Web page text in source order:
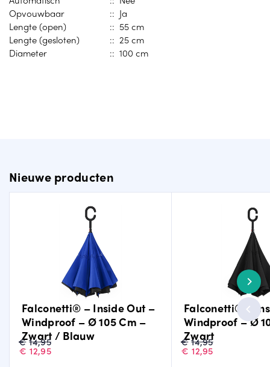
Opvouwbaar
:: Ja
Lengte (open)
:: 55 cm
Lengte (gesloten)
:: 25 cm
Diameter
:: 100 cm
Nieuwe producten
Falconetti® – Inside Out –
Windproof – Ø 105 Cm –
Zwart / Blauw
€ 14,95
Oorspronkelijke
prijs
was:
€ 12,95
Huidige
prijs
Falconetti® –
Windproof – Ø
Zwart
€ 14,95
Oorspronkelijke
prijs
was:
€ 12,95
Huidige
prijs